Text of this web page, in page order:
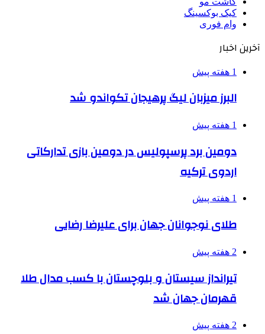
کیک بوکسینگ
وام فوری
آخرین اخبار
1 هفته پیش
البرز میزبان لیگ پرهیجان تکواندو شد
1 هفته پیش
دومین برد پرسپولیس در دومین بازی تدارکاتی
اردوی ترکیه
1 هفته پیش
طلای نوجوانان جهان برای علیرضا رضایی
2 هفته پیش
تیرانداز سیستان و بلوچستان با کسب مدال طلا
قهرمان جهان شد
2 هفته پیش